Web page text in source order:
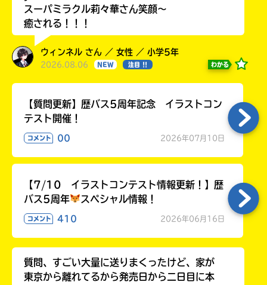
スーパミラクル莉々華さん笑顔〜
癒される！！！
ウィンネル さん ／ 女性 ／ 小学5年
2026.08.06 NEW 注目 !! わかる
【質問更新】歴バス5周年記念 イラストコン
テスト開催！
コメント 00 2026年07月10日
【7/10 イラストコンテスト情報更新！】歴
バス5周年
スペシャル情報！
コメント 410 2026年06月16日
質問、すごい大量に送りまくったけど、家が
東京から離れてるから発売日から二日目に本